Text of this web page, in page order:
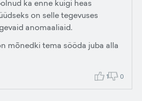
ka enne kuigi heas
on selle tegevuses
anomaaliaid.
mõnedki tema sööda juba alla
1 0